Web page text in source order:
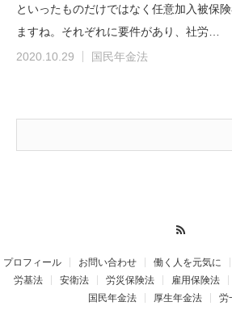
といったものだけではなく任意加入被保
ますね。それぞれに要件があり、社労…
2020.10.29
国民年金法
プロフィール お問い合わせ 働く人を元気に
労基法
安衛法 労災保険法 雇用保険法
国民年金法
厚生年金法 労